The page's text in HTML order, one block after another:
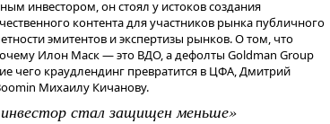
банковской деятельности«ВТБ Капитал
и регуляторные меры на банковский рынок:
снизить темпы кредитования. Сейчас для банков
поэтому банкам важно привлекать депозиты
и физические лица получают множество
по депозитам. Что это дает? У банков
инвестором, он стоял у истоков создания
контента для участников рынка публичного
эмитентов и экспертизы рынков. О том, что
Илон Маск — это ВДО, а дефолты Goldman Group
чего краудлендинг превратится в ЦФА, Дмитрий
Михаилу Кичанову.
стал защищен меньше»